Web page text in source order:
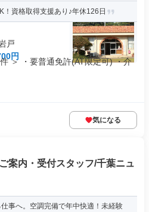
！資格取得支援あり♪年休126日
戸
円
＞ ・要普通免許(AT限定可) ・介
気になる
案内・受付スタッフ/千葉ニュ
事へ。空調完備で年中快適！未経験